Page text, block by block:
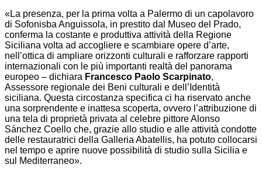
«La presenza, per la prima volta a Palermo di un capolavoro
di Sofonisba Anguissola, in prestito dal Museo del Prado,
conferma la costante e produttiva attività della Regione
Siciliana volta ad accogliere e scambiare opere d’arte,
nell’ottica di ampliare orizzonti culturali e rafforzare rapporti
internazionali con le più importanti realtà del panorama
europeo – dichiara Francesco Paolo Scarpinato,
Assessore regionale dei Beni culturali e dell’Identità
siciliana. Questa circostanza specifica ci ha riservato anche
una sorprendente e inattesa scoperta, ovvero l’attribuzione di
una tela di proprietà privata al celebre pittore Alonso
Sánchez Coello che, grazie allo studio e alle attività condotte
delle restauratrici della Galleria Abatellis, ha potuto collocarsi
nel tempo e aprire nuove possibilità di studio sulla Sicilia e
sul Mediterraneo».